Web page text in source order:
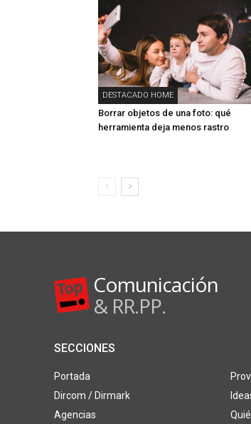
DESTACADO HOME
Borrar objetos de una foto: qué
herramienta deja menos rastro
Comunicación
& RR.PP.
SECCIONES
Portada
Dircom / Dirmark
Agencias